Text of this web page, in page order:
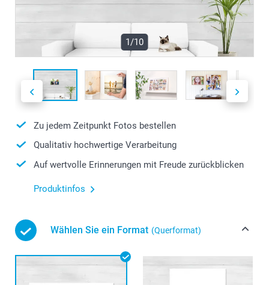
1/10
Zu jedem Zeitpunkt Fotos bestellen
Qualitativ hochwertige Verarbeitung
Auf wertvolle Erinnerungen mit Freude zurückblicken
Produktinfos
Wählen Sie ein Format (Querformat)